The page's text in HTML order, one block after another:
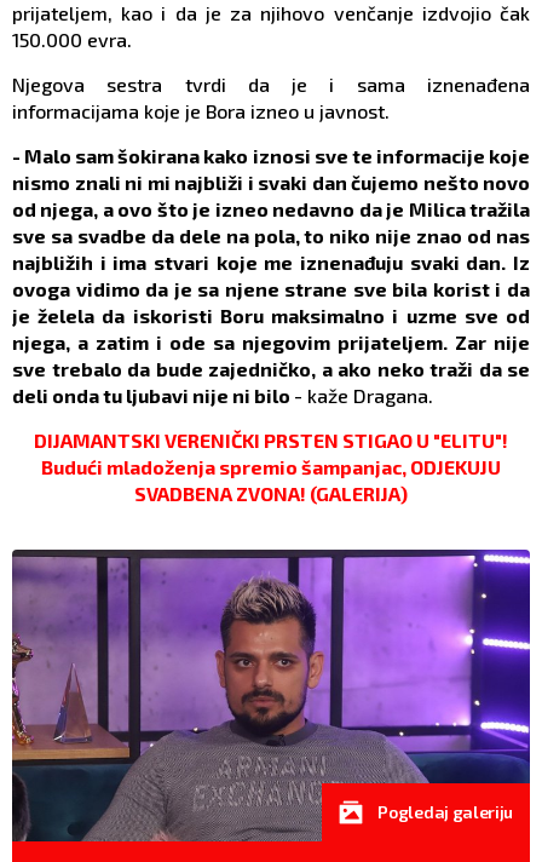
prijateljem, kao i da je za njihovo venčanje izdvojio čak
150.000 evra.
Njegova sestra tvrdi da je i sama iznenađena
informacijama koje je Bora izneo u javnost.
- Malo sam šokirana kako iznosi sve te informacije koje
nismo znali ni mi najbliži i svaki dan čujemo nešto novo
od njega, a ovo što je izneo nedavno da je Milica tražila
sve sa svadbe da dele na pola, to niko nije znao od nas
najbližih i ima stvari koje me iznenađuju svaki dan. Iz
ovoga vidimo da je sa njene strane sve bila korist i da
je želela da iskoristi Boru maksimalno i uzme sve od
njega, a zatim i ode sa njegovim prijateljem. Zar nije
sve trebalo da bude zajedničko, a ako neko traži da se
deli onda tu ljubavi nije ni bilo - kaže Dragana.
DIJAMANTSKI VERENIČKI PRSTEN STIGAO U "ELITU"!
Budući mladoženja spremio šampanjac, ODJEKUJU
SVADBENA ZVONA! (GALERIJA)
Pogledaj galeriju